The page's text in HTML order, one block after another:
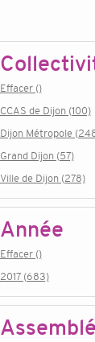
Effacer ()
CCAS de Dijon (100)
Dijon Métropole
Grand Dijon (57)
Ville de Dijon (278)
Année
Effacer ()
2017 (683)